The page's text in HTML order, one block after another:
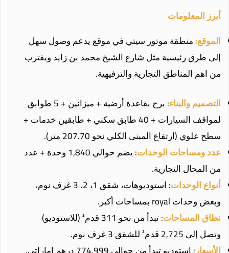
أبرز المعلومات
الموقع:منطقة موتور سيتي في موقع يدعم وصول سهل
إلى طرق رئيسية مثل شارع الشيخ محمد بن زايد ويقترب
من اهم المناطق التجارية والترفيهية.
التصميم والبناء
: برج بقاعدة أرضية + ميزانين + 5 طوابق
لمواقف السيارات + 40 طابق سكني + طابقين خدمات +
سطح علوي (ارتفاع المبنى الكلي نحو 207.70 متر).
عدد ومساحات الوحدات
: يضم حوالي 1,840 وحدة + عدد
من المحال التجارية.
أنواع الوحدات
: استوديوهات، شقق 1، 2، 3 غرف نوم،
وبعض وحدات royal بمساحات أكبر.
نطاق المساحات
: تبدأ من نحو 311 قدم² (للاستوديو)
وتصل إلى 2,725 قدم² للشقق 3 غرف نوم.